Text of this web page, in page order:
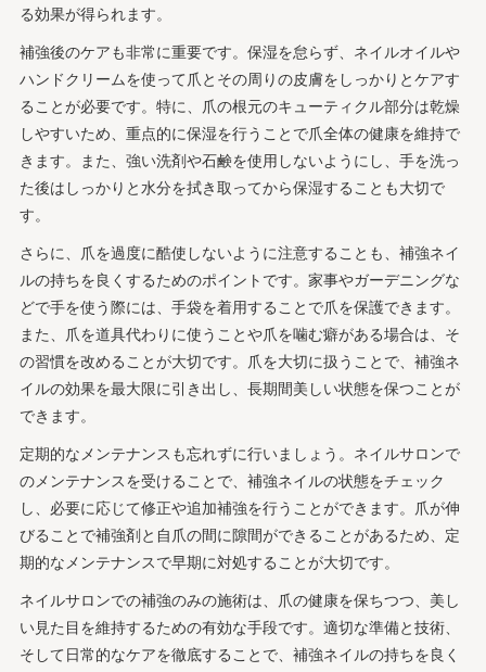
る効果が得られます。
補強後のケアも非常に重要です。保湿を怠らず、ネイルオイルや
ハンドクリームを使って爪とその周りの皮膚をしっかりとケアす
ることが必要です。特に、爪の根元のキューティクル部分は乾燥
しやすいため、重点的に保湿を行うことで爪全体の健康を維持で
きます。また、強い洗剤や石鹸を使用しないようにし、手を洗っ
た後はしっかりと水分を拭き取ってから保湿することも大切で
す。
さらに、爪を過度に酷使しないように注意することも、補強ネイ
ルの持ちを良くするためのポイントです。家事やガーデニングな
どで手を使う際には、手袋を着用することで爪を保護できます。
また、爪を道具代わりに使うことや爪を噛む癖がある場合は、そ
の習慣を改めることが大切です。爪を大切に扱うことで、補強ネ
イルの効果を最大限に引き出し、長期間美しい状態を保つことが
できます。
定期的なメンテナンスも忘れずに行いましょう。ネイルサロンで
のメンテナンスを受けることで、補強ネイルの状態をチェック
し、必要に応じて修正や追加補強を行うことができます。爪が伸
びることで補強剤と自爪の間に隙間ができることがあるため、定
期的なメンテナンスで早期に対処することが大切です。
ネイルサロンでの補強のみの施術は、爪の健康を保ちつつ、美し
い見た目を維持するための有効な手段です。適切な準備と技術、
そして日常的なケアを徹底することで、補強ネイルの持ちを良く